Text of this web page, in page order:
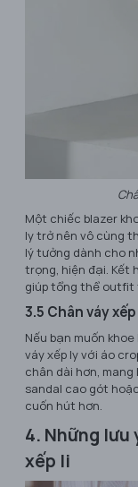
Một chiếc blazer
ly trở nên vô cùng
lý tưởng dành cho
trọng, hiện đại. Kết
giúp tổng thể outfit
3.5 Chân váy
Nếu bạn muốn
váy xếp ly với áo
chân dài hơn,
sandal cao gót
cuốn hút hơn.
4. Những lưu
xếp li